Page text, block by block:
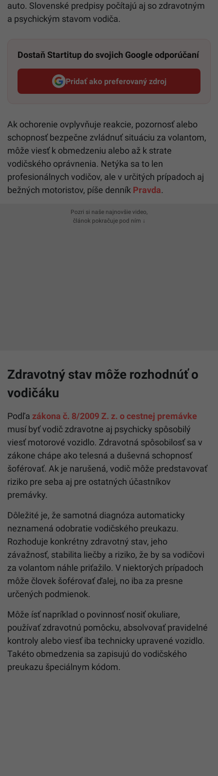
auto. Slovenské predpisy počítajú aj so zdravotným
a psychickým stavom vodiča.
Dostaň Startitup do svojich Google odporúčaní
Pridať ako preferovaný zdroj
Startitup, odkaz sa otvorí v
Ak ochorenie ovplyvňuje reakcie, pozornosť alebo
schopnosť bezpečne zvládnuť situáciu za volantom,
môže viesť k obmedzeniu alebo až k strate
vodičského oprávnenia. Netýka sa to len
profesionálnych vodičov, ale v určitých prípadoch aj
bežných motoristov, píše denník Pravda.
Pozri si naše najnovšie video,
článok pokračuje pod ním ↓
Zdravotný stav môže rozhodnúť o
vodičáku
Podľa zákona č. 8/2009 Z. z. o cestnej premávke
musí byť vodič zdravotne aj psychicky spôsobilý
viesť motorové vozidlo. Zdravotná spôsobilosť sa v
zákone chápe ako telesná a duševná schopnosť
šoférovať. Ak je narušená, vodič môže predstavovať
riziko pre seba aj pre ostatných účastníkov
premávky.
Dôležité je, že samotná diagnóza automaticky
neznamená odobratie vodičského preukazu.
Rozhoduje konkrétny zdravotný stav, jeho
závažnosť, stabilita liečby a riziko, že by sa vodičovi
za volantom náhle priťažilo. V niektorých prípadoch
môže človek šoférovať ďalej, no iba za presne
určených podmienok.
Môže ísť napríklad o povinnosť nosiť okuliare,
používať zdravotnú pomôcku, absolvovať pravidelné
kontroly alebo viesť iba technicky upravené vozidlo.
Takéto obmedzenia sa zapisujú do vodičského
preukazu špeciálnym kódom.